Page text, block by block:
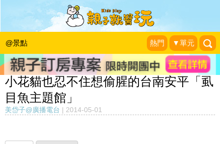
@景點 熱門 ▼單元
小花貓也忍不住想偷腥的台南安平「虱
目魚主題館」
美岱子@廣播電台 2014-05-01